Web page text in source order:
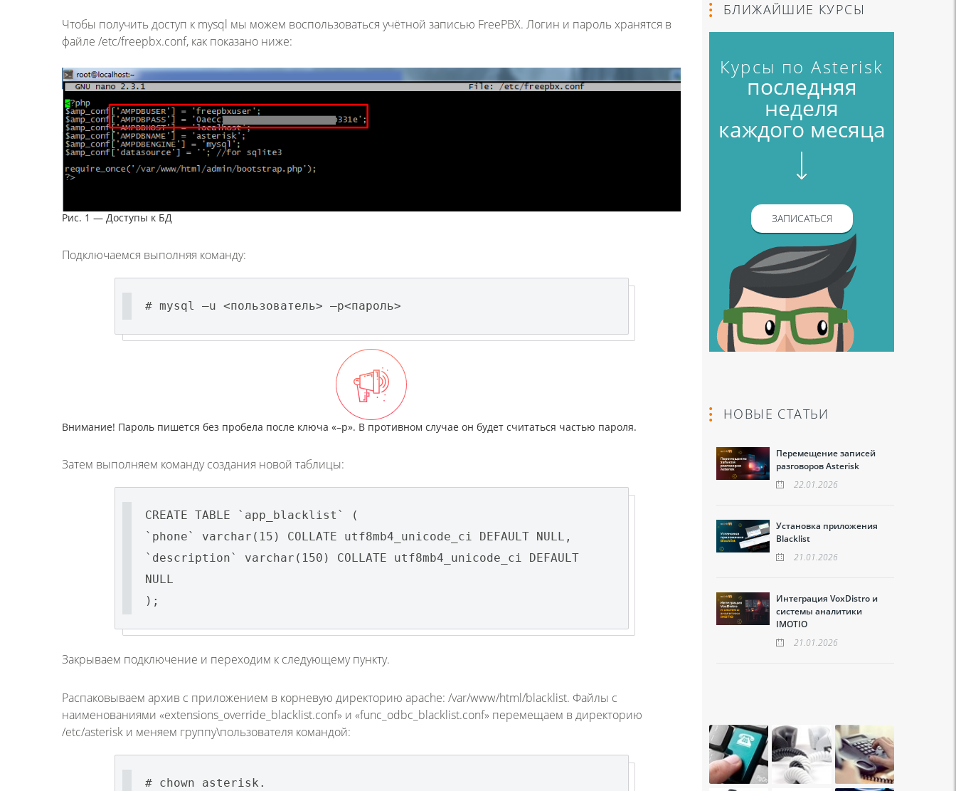
Чтобы получить доступ к mysql мы можем воспользоваться учётной записью FreePBX. Логин и пароль хранятся в
файле /etc/freepbx.conf, как показано ниже:
Рис. 1 — Доступы к БД
Подключаемся выполняя команду:
# mysql –u <пользователь> –p<пароль>
Внимание! Пароль пишется без пробела после ключа «–p». В противном случае он будет считаться частью пароля.
Затем выполняем команду создания новой таблицы:
CREATE TABLE `app_blacklist` (
`phone` varchar(15) COLLATE utf8mb4_unicode_ci DEFAULT NULL,
`description` varchar(150) COLLATE utf8mb4_unicode_ci DEFAULT
NULL
);
Закрываем подключение и переходим к следующему пункту.
Распаковываем архив с приложением в корневую директорию apache: /var/www/html/blacklist. Файлы с
наименованиями «extensions_override_blacklist.conf» и «func_odbc_blacklist.conf» перемещаем в директорию
/etc/asterisk и меняем группу\пользователя командой:
# chown asterisk.
БЛИЖАЙШИЕ КУРСЫ
Курсы по Asterisk
последняя
неделя
каждого месяца
ЗАПИСАТЬСЯ
НОВЫЕ СТАТЬИ
Перемещение записей
разговоров Asterisk
22.01.2026
Установка приложения
Blacklist
21.01.2026
Интеграция VoxDistro и
системы аналитики
IMOTIO
21.01.2026